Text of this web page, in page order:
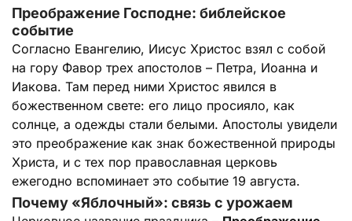
Преображение Господне: библейское
событие
Согласно Евангелию, Иисус Христос взял с собой
на гору Фавор трех апостолов – Петра, Иоанна и
Иакова. Там перед ними Христос явился в
божественном свете: его лицо просияло, как
солнце, а одежды стали белыми. Апостолы увидели
это преображение как знак божественной природы
Христа, и с тех пор православная церковь
ежегодно вспоминает это событие 19 августа.
Почему «Яблочный»: связь с урожаем